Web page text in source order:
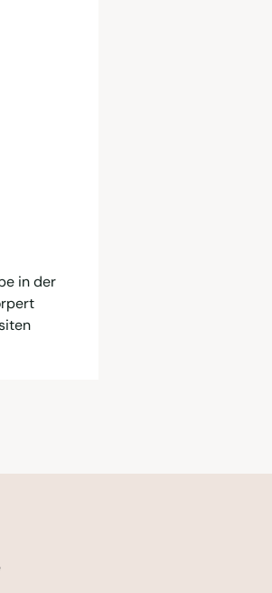
in der